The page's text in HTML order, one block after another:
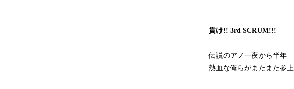
貫け!! 3rd SCRUM!!!
伝説のアノ一夜から半年
熱血な俺らがまたまた参